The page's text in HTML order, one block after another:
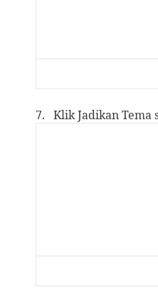
7. Klik Jadikan Tema